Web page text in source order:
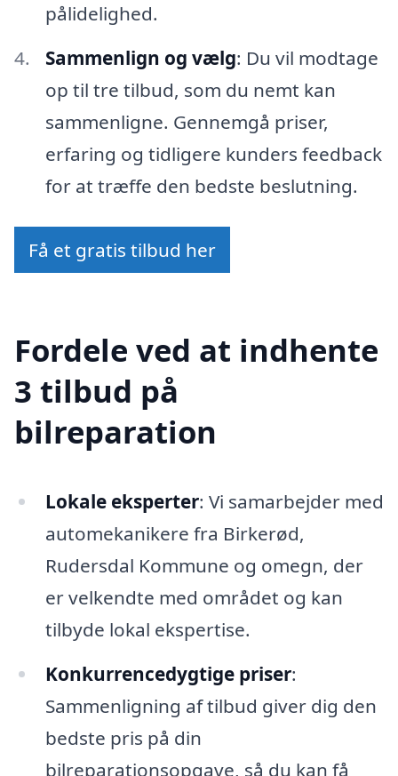
pålidelighed.
Sammenlign og vælg: Du vil modtage
op til tre tilbud, som du nemt kan
sammenligne. Gennemgå priser,
erfaring og tidligere kunders feedback
for at træffe den bedste beslutning.
Få et gratis tilbud her
Fordele ved at indhente
3 tilbud på
bilreparation
Lokale eksperter: Vi samarbejder med
automekanikere fra Birkerød,
Rudersdal Kommune og omegn, der
er velkendte med området og kan
tilbyde lokal ekspertise.
Konkurrencedygtige priser:
Sammenligning af tilbud giver dig den
bedste pris på din
bilreparationsopgave, så du kan få